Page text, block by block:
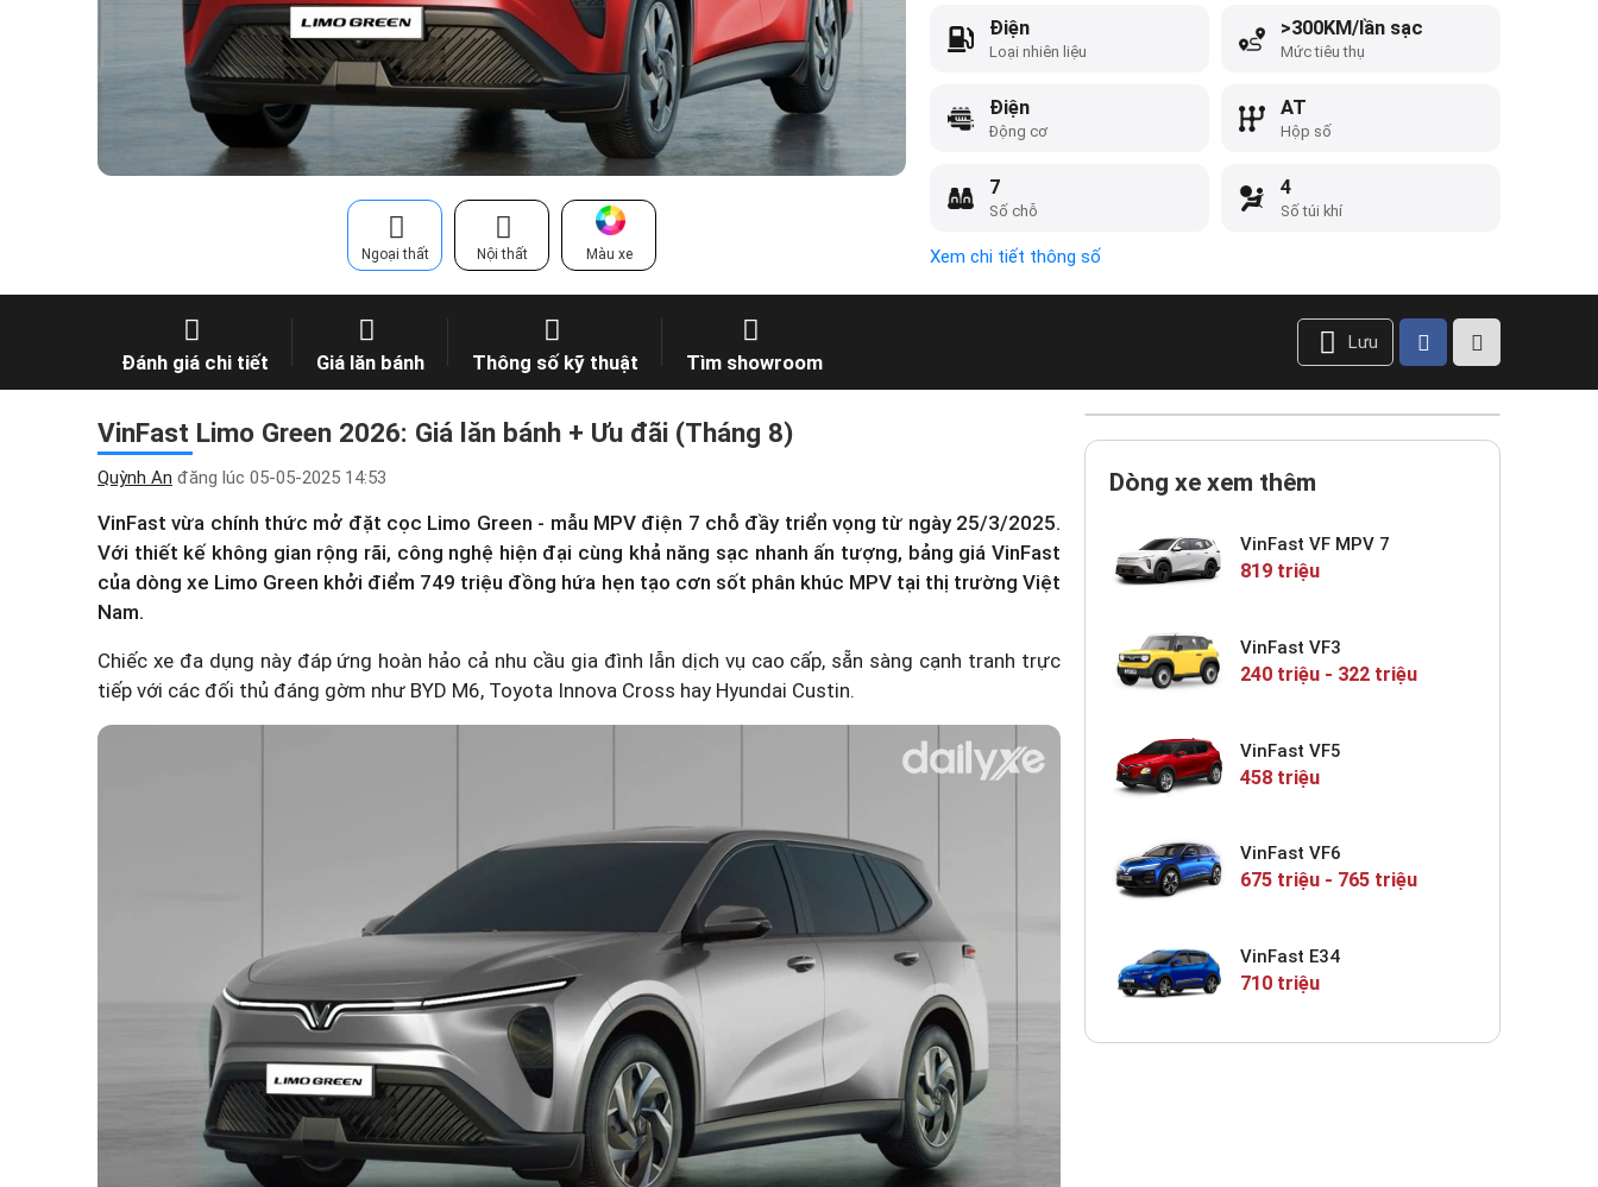
Ngoại thất Nội thất Màu xe
Loại nhiên liệu
Điện
Mức tiêu thụ
>300KM/lần sạc
Động cơ
Điện
Hộp số
AT
Số chỗ
7
Số túi khí
4
Xem chi tiết thông số
Đánh giá chi tiết Giá lăn bánh Thông số kỹ thuật Tìm showroom
Lưu
VinFast Limo Green 2026: Giá lăn bánh + Ưu đãi (Tháng 8)
Quỳnh An đăng lúc 05-05-2025 14:53
VinFast vừa chính thức mở đặt cọc Limo Green - mẫu MPV điện 7 chỗ đầy triển vọng từ ngày 25/3/2025.
Với thiết kế không gian rộng rãi, công nghệ hiện đại cùng khả năng sạc nhanh ấn tượng, bảng giá VinFast
của dòng xe Limo Green khởi điểm 749 triệu đồng hứa hẹn tạo cơn sốt phân khúc MPV tại thị trường Việt
Nam.
Chiếc xe đa dụng này đáp ứng hoàn hảo cả nhu cầu gia đình lẫn dịch vụ cao cấp, sẵn sàng cạnh tranh trực
tiếp với các đối thủ đáng gờm như BYD M6, Toyota Innova Cross hay Hyundai Custin.
Dòng xe xem thêm
VinFast VF MPV 7
819 triệu
VinFast VF3
240 triệu - 322 triệu
VinFast VF5
458 triệu
VinFast VF6
675 triệu - 765 triệu
VinFast E34
710 triệu